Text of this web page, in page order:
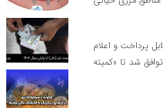
پرداخت و اعلام
شد تا «کمیته